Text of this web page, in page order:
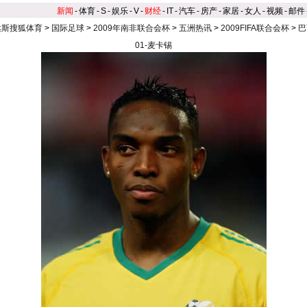
新闻 -体育-S-娱乐-V- 财经- IT-汽车- 房产-家居-女人 -视频-邮件
搜狐体育> 国际足球> 2009年南非联合会杯> 五洲热讯> 2009FIFA联合会杯>
01-麦卡锡